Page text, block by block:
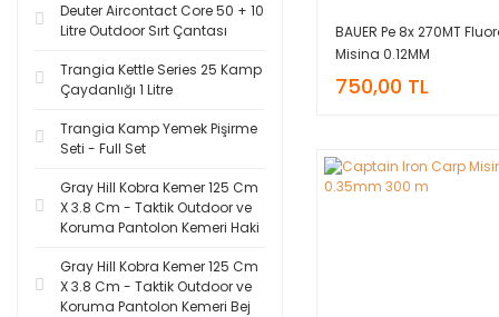
Deuter Aircontact Core 50 + 10
Litre Outdoor Sırt Çantası
Trangia Kettle Series 25 Kamp
Çaydanlığı 1 Litre
Trangia Kamp Yemek Pişirme
Seti - Full Set
Gray Hill Kobra Kemer 125 Cm
X 3.8 Cm - Taktik Outdoor ve
Koruma Pantolon Kemeri Haki
Gray Hill Kobra Kemer 125 Cm
X 3.8 Cm - Taktik Outdoor ve
Koruma Pantolon Kemeri Bej
BAUER Pe 8x 270MT
Misina 0.12MM
750,00 TL